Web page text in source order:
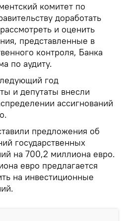
комитет по
доработать
и оценить
представленные в
контроля, Банка
по аудиту.
год
и депутаты внесли
ассигнований
предложения об
государственных
на 700,2 миллиона евро.
евро предлагается
на инвестиционные